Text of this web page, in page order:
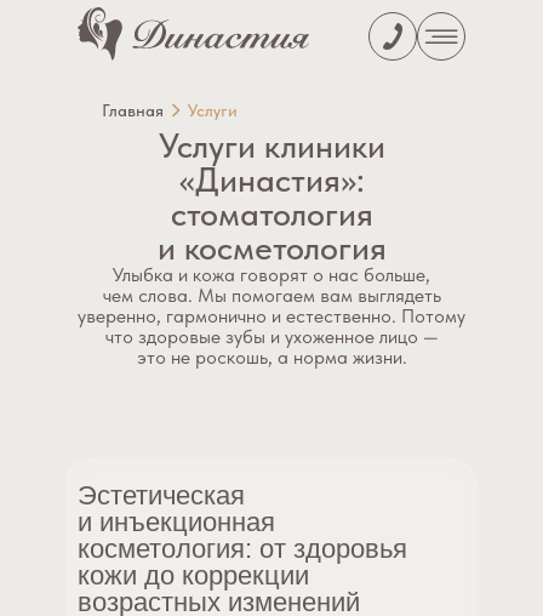
Главная Услуги
Улыбка и кожа говорят о нас больше,
чем слова. Мы помогаем вам выглядеть
уверенно, гармонично и естественно. Потому
что здоровые зубы и ухоженное лицо —
это не роскошь, а норма жизни.